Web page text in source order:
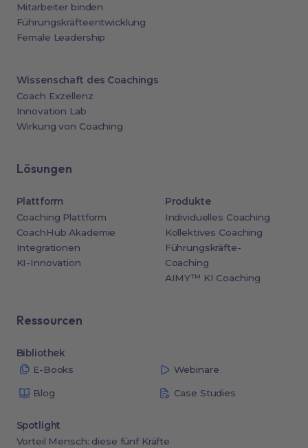
Mitarbeiter binden
Führungskräfteentwicklung
Female Leadership
Wissenschaft des Coachings
Coach Exzellenz
Innovation Lab
Wirkung von Coaching
Lösungen
Plattform
Coaching Plattform
CoachHub Akademie
Integrationen
KI-Innovation
Produkte
Individuelles Coaching
Kollektives Coaching
Führungskräfte-
Coaching
AIMY™ KI Coaching
Ressourcen
Bibliothek
E-Books
Webinare
Blog Case Studies
Spotlight
Vorteil Mensch: diese fünf Kräfte